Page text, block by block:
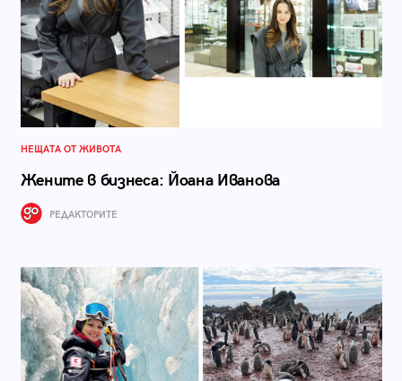
НЕЩАТА ОТ ЖИВОТА
Жените в бизнеса: Йоана Иванова
РЕДАКТОРИТЕ